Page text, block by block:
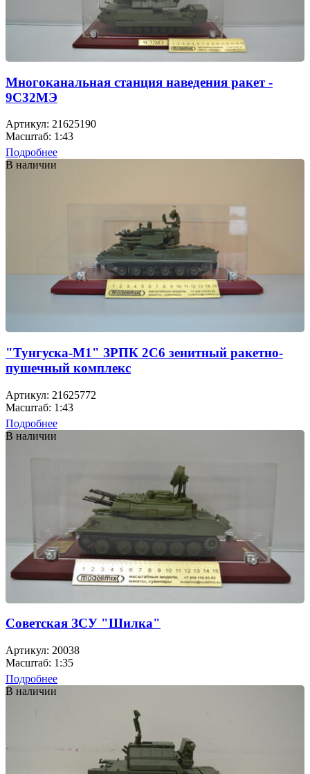
Многоканальная станция наведения ракет -
9С32МЭ
Артикул: 21625190
Масштаб: 1:43
Подробнее
В наличии
"Тунгуска-М1" ЗРПК 2С6 зенитный ракетно-
пушечный комплекс
Артикул: 21625772
Масштаб: 1:43
Подробнее
В наличии
Советская ЗСУ "Шилка"
Артикул: 20038
Масштаб: 1:35
Подробнее
В наличии